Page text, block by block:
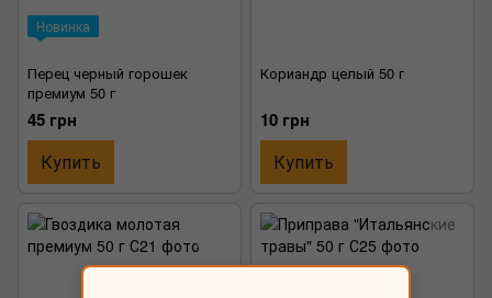
Новинка
Перец черный горошек
премиум 50 г
45 грн
Купить
Кориандр целый 50 г
10 грн
Купить